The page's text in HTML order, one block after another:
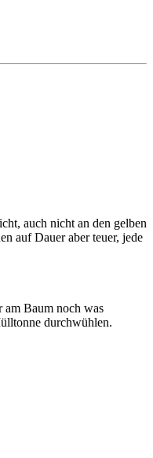
auch nicht an den gelben
auf Dauer aber teuer, jede
am Baum noch was
durchwühlen.